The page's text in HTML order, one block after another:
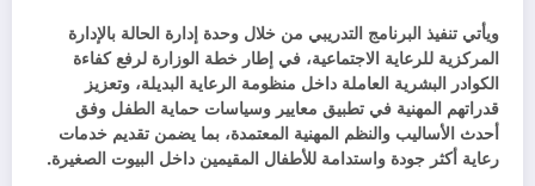
ويأتي تنفيذ البرنامج التدريبي من خلال وحدة إدارة الحالة بالإدارة
المركزية للرعاية الاجتماعية، في إطار خطة الوزارة لرفع كفاءة
الكوادر البشرية العاملة داخل منظومة الرعاية البديلة، وتعزيز
قدراتهم المهنية في تطبيق معايير وسياسات حماية الطفل وفق
أحدث الأساليب والنظم المهنية المعتمدة، بما يضمن تقديم خدمات
رعاية أكثر جودة واستدامة للأطفال المقيمين داخل البيوت الصغيرة.